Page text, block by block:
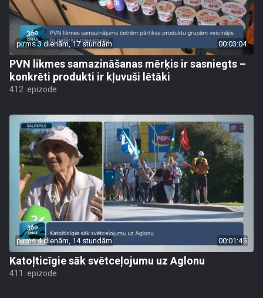
pirms 3 dienām, 17 stundām 00:03:04
PVN likmes samazināšanas mērķis ir sasniegts –
konkrēti produkti ir kļuvuši lētāki
412. epizode
pirms 4 dienām, 14 stundām 00:01:45
Katoļticīgie sāk svētceļojumu uz Aglonu
411. epizode